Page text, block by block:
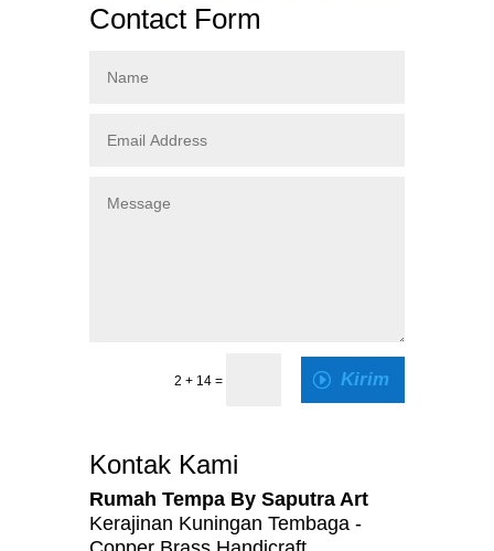
Contact Form
2 + 14 = Kirim
Kontak Kami
Rumah Tempa By Saputra Art
Kerajinan Kuningan Tembaga -